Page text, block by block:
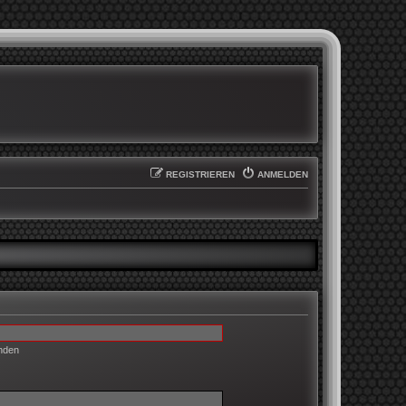
ANMELDEN
REGISTRIEREN